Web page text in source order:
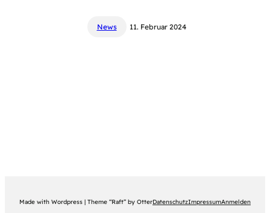
News 11. Februar 2024
Made with Wordpress | Theme “Raft” by OtterDatenschutzImpressumAnmelden